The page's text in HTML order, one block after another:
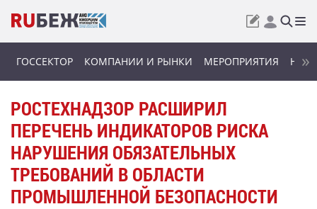
ГОССЕКТОР КОМПАНИИ И РЫНКИ МЕРОПРИЯТИЯ
РОСТЕХНАДЗОР РАСШИРИЛ
ПЕРЕЧЕНЬ ИНДИКАТОРОВ РИСКА
НАРУШЕНИЯ ОБЯЗАТЕЛЬНЫХ
ТРЕБОВАНИЙ В ОБЛАСТИ
ПРОМЫШЛЕННОЙ БЕЗОПАСНОСТИ